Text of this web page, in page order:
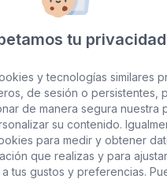
Spa
tu privacidad
y tecnologías similares
de sesión o persistentes,
de manera segura nuestra
su contenido.
para medir y obtener
que realizas y para
tus gustos y preferencias.